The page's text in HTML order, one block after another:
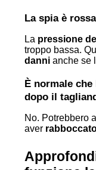
La spia è
La pressione
troppo bassa.
dannianche se
È normale
dopo il
No. Potrebbero
aver